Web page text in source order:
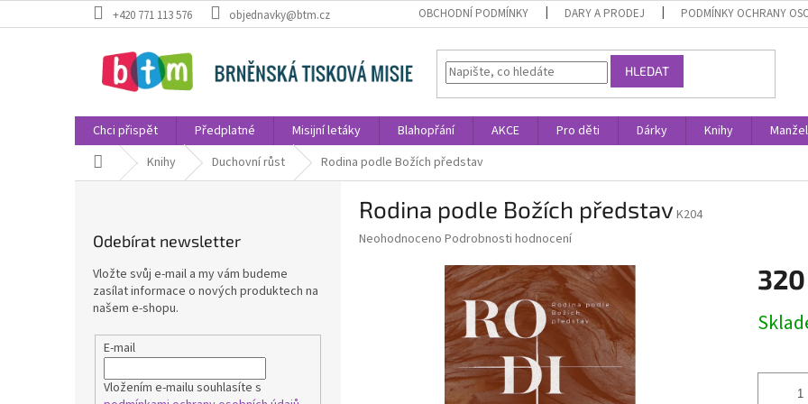
na
+420 771 113 576 objednavky@btm.cz OBCHODNÍ PODMÍNKY DARY A PRODEJ PODMÍNKY OCHRANY
HLEDAT
Chci přispět Předplatné Misijní letáky Blahopřání AKCE Pro děti Dárky Knihy
Domů Knihy Duchovní růst Rodina podle Božích představ
Odebírat newsletter
Vložte svůj e-mail a my vám budeme
zasílat informace o nových produktech na
našem e-shopu.
E-mail
Vložením e-mailu souhlasíte s
Rodina podle Božích představ K204
Průměrné
Neohodnoceno Podrobnosti hodnocení
cena: